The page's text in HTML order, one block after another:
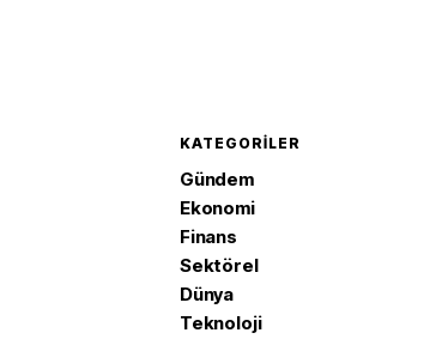
KATEGORILER
Gündem
Ekonomi
Finans
Sektörel
Dünya
Teknoloji